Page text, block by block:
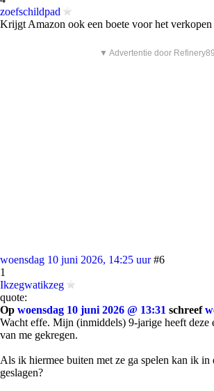
zoefschildpad
Krijgt Amazon ook een boete voor het
▼ Advertentie door Refinery89
woensdag 10 juni 2026, 14:25 uur #6
1
Ikzegwatikzeg
quote:
Op woensdag 10 juni 2026 @ 13:31 schreef
Wacht effe. Mijn (inmiddels) 9-jarige heeft deze
van me gekregen.
Als ik hiermee buiten met ze ga spelen kan ik in
geslagen?